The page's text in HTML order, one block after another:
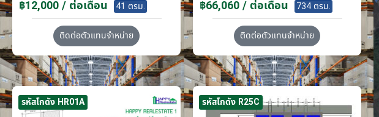
฿12,000 / ต่อเดือน 41 ตรม.
ติดต่อตัวแทนจำหน่าย
฿66,060 / ต่อเดือน 734 ตรม.
ติดต่อตัวแทนจำหน่าย
รหัสโกดัง HR01A รหัสโกดัง R25C